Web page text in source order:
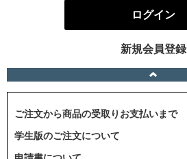
ログイン
新規会員登録
ご注文から商品の受取りお支払いまで
学生版のご注文について